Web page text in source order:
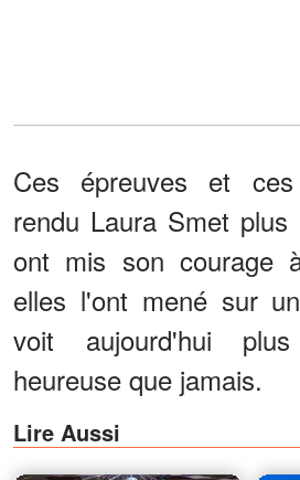
Ces épreuves et
rendu Laura Smet
ont mis son courage
elles l'ont mené sur
voit aujourd'hui
heureuse que jamais.
Lire Aussi